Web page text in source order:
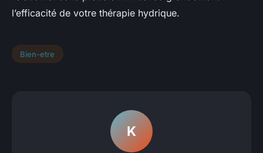
l’efficacité de votre thérapie hydrique.
Bien-etre
K